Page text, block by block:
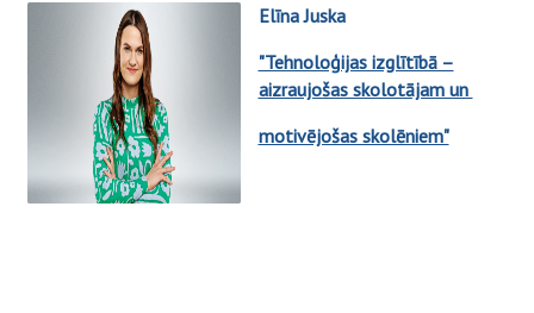
Elīna Juska
"Tehnoloģijas izglītībā –
aizraujošas skolotājam un
motivējošas skolēniem"